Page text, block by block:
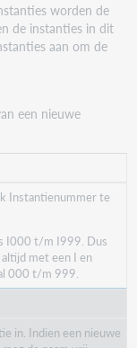
worden de
de instanties in dit
aan om de
een nieuwe
Instantienummer te
I000 t/m I999. Dus
met een I en
000 t/m 999.
in. Indien een nieuwe